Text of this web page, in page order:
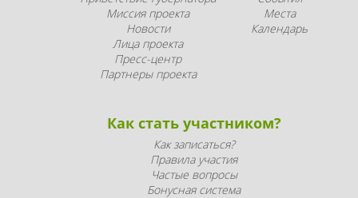
Миссия проекта
Новости
Лица проекта
Пресс-центр
Партнеры проекта
Места
Календарь
Как стать участником?
Как записаться?
Правила участия
Частые вопросы
Бонусная система